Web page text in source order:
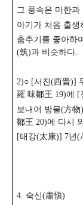
그 풍속은 마한
아기가 처음 출생
춤추기를 좋아하
(筑)과 비슷하다.
2)○ [서진(西晋)]
羅 味鄒王 19)에 [
보내어 방물(方
鄒王 20)에 다시
[태강(太康)] 7년
4. 숙신(肅愼)